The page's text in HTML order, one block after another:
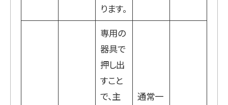
ります。
専用の
器具で
押し出
すこと
で、主
通常一